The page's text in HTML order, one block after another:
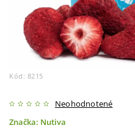
Kód: 8215
Neohodnotené
Značka: Nutiva